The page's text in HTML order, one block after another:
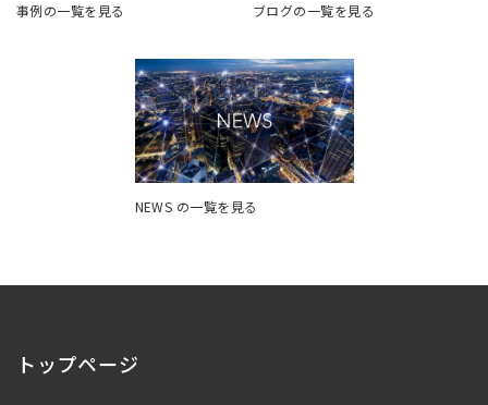
事例の一覧を見る ブログの一覧を見る
NEWS の一覧を見る
トップページ